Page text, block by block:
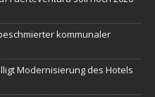
kommunaler
Modernisierung des Hotels